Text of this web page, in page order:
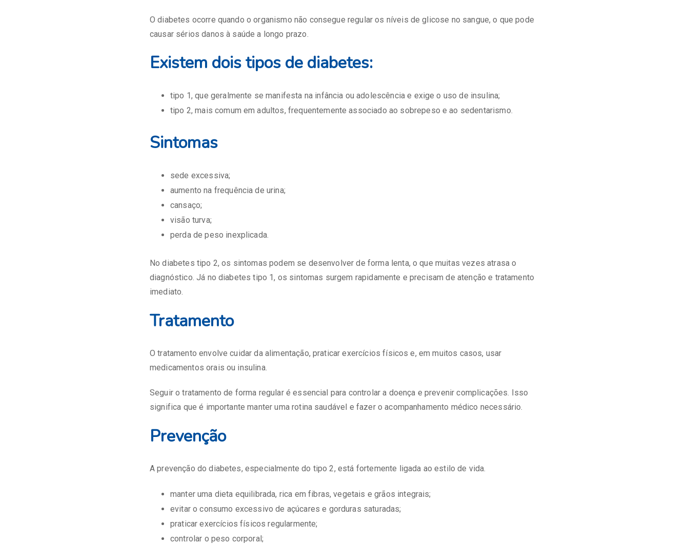
O diabetes ocorre quando o organismo não consegue regular os níveis de glicose no sangue, o que pode
causar sérios danos à saúde a longo prazo.
Existem dois tipos de diabetes:
tipo 1, que geralmente se manifesta na infância ou adolescência e exige o uso de insulina;
tipo 2, mais comum em adultos, frequentemente associado ao sobrepeso e ao sedentarismo.
Sintomas
sede excessiva;
aumento na frequência de urina;
cansaço;
visão turva;
perda de peso inexplicada.
No diabetes tipo 2, os sintomas podem se desenvolver de forma lenta, o que muitas vezes atrasa o
diagnóstico. Já no diabetes tipo 1, os sintomas surgem rapidamente e precisam de atenção e tratamento
imediato.
Tratamento
O tratamento envolve cuidar da alimentação, praticar exercícios físicos e, em muitos casos, usar
medicamentos orais ou insulina.
Seguir o tratamento de forma regular é essencial para controlar a doença e prevenir complicações. Isso
significa que é importante manter uma rotina saudável e fazer o acompanhamento médico necessário.
Prevenção
A prevenção do diabetes, especialmente do tipo 2, está fortemente ligada ao estilo de vida.
manter uma dieta equilibrada, rica em fibras, vegetais e grãos integrais;
evitar o consumo excessivo de açúcares e gorduras saturadas;
praticar exercícios físicos regularmente;
controlar o peso corporal;